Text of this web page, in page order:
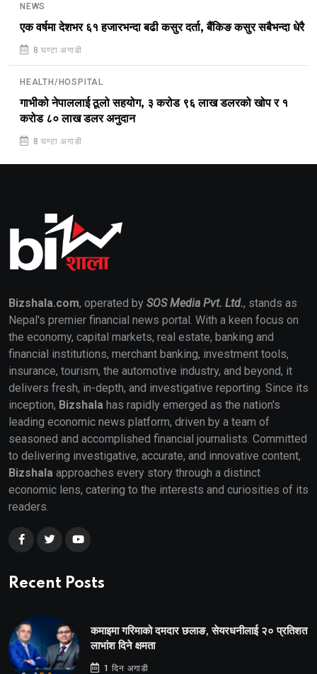
NEWS
एक वर्षमा देशभर ६१ हजारभन्दा बढी कसुर दर्ता, बैंकिङ कसुर सबैभन्दा धेरै
8 घण्टा अगाडी
HEALTH/HOSPITAL
गाभीको नेपाललाई ठूलो सहयोग, ३ करोड ९६ लाख डलरको खोप र १
करोड ८० लाख डलर अनुदान
8 घण्टा अगाडी
Bizshala.com, operated by SOS Media Pvt. Ltd., stands as
Nepal's premier financial news portal. With a keen focus on
the economy, capital markets, real estate, banking and
financial institutions, merchant banking, investment tools,
insurance, tourism, the automotive industry, and beyond, it
delivers fresh, in-depth, and investigative reporting. Since its
inception, Bizshala has rapidly emerged as the nation's
leading economic news platform, driven by a team of
seasoned and accomplished financial journalists. Committed
to delivering investigative, accurate, and innovative content,
Bizshala approaches every story through a distinct
economic lens, catering to the interests and curiosities of its
readers.
Recent Posts
कमाइमा गरिमाको दमदार छलाङ, सेयरधनीलाई २० प्रतिशत
लाभांश दिने क्षमता
1 दिन अगाडी